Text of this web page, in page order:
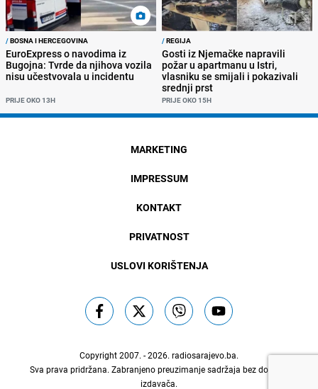
/BOSNA I HERCEGOVINA
EuroExpress o navodima iz
Bugojna: Tvrde da njihova vozila
nisu učestvovala u incidentu
PRIJE OKO 13H
/REGIJA
Gosti iz Njemačke napravili
požar u apartmanu u Istri,
vlasniku se smijali i pokazivali
srednji prst
PRIJE OKO 15H
MARKETING
IMPRESSUM
KONTAKT
PRIVATNOST
USLOVI KORIŠTENJA
Copyright 2007. - 2026. radiosarajevo.ba.
Sva prava pridržana. Zabranjeno preuzimanje sadržaja bez dozvole
izdavača.